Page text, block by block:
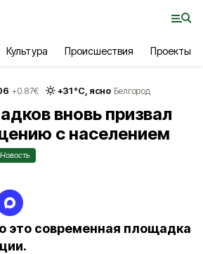
Культура Происшествия Проекты
+0.87€ +31°С, ясно Белгород
вновь призвал
с населением
Новость
это современная площадка